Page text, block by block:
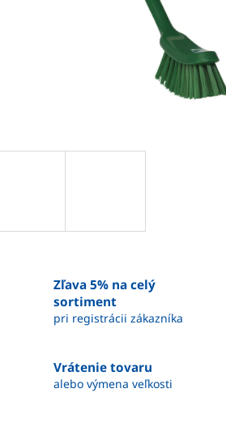
Zľava 5% na celý
sortiment
pri registrácii zákazníka
Vrátenie tovaru
alebo výmena veľkosti